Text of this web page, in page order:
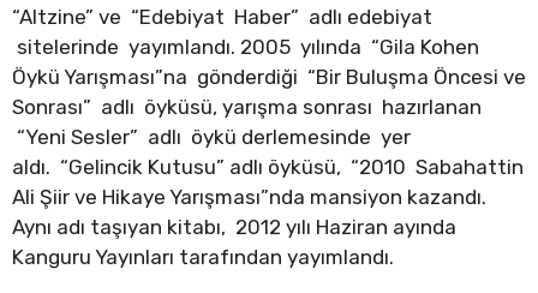
“Altzine” ve “Edebiyat Haber” adlı edebiyat
sitelerinde yayımlandı. 2005 yılında “Gila Kohen
Öykü Yarışması”na gönderdiği “Bir Buluşma Öncesi ve
Sonrası” adlı öyküsü, yarışma sonrası hazırlanan
“Yeni Sesler” adlı öykü derlemesinde yer
aldı. “Gelincik Kutusu” adlı öyküsü, “2010 Sabahattin
Ali Şiir ve Hikaye Yarışması”nda mansiyon kazandı.
Aynı adı taşıyan kitabı, 2012 yılı Haziran ayında
Kanguru Yayınları tarafından yayımlandı.